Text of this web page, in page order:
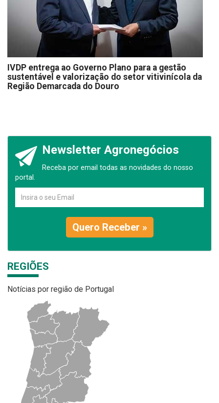
IVDP entrega ao Governo Plano para a gestão
sustentável e valorização do setor vitivinícola da
Região Demarcada do Douro
Newsletter Agronegócios
Receba por email todas as novidades do nosso
portal.
Quero Receber »
REGIÕES
Notícias por região de Portugal